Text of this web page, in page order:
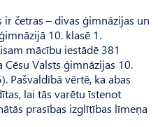
ir četras – divas ģimnāzijas un
10. klasē 1.
mācību iestādē 381
Valsts ģimnāzijas 10.
Pašvaldībā vērtē, ka abas
lai tās varētu īstenot
prasības izglītības līmeņa